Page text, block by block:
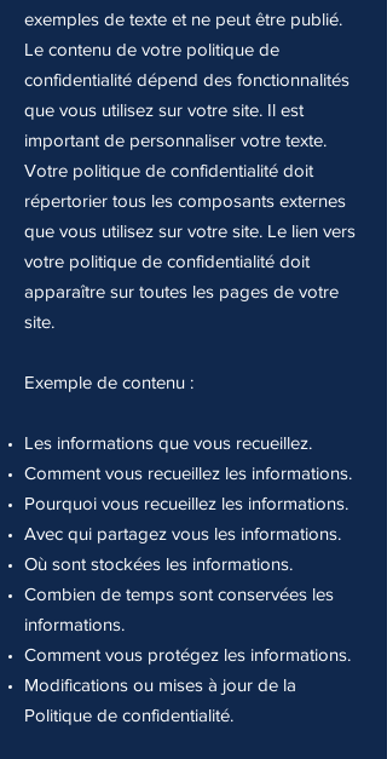
exemples de texte et ne peut être publié.
Le contenu de votre politique de
confidentialité dépend des fonctionnalités
que vous utilisez sur votre site. Il est
important de personnaliser votre texte.
Votre politique de confidentialité doit
répertorier tous les composants externes
que vous utilisez sur votre site. Le lien vers
votre politique de confidentialité doit
apparaître sur toutes les pages de votre
site.
Exemple de contenu :
Les informations que vous recueillez.
Comment vous recueillez les informations.
Pourquoi vous recueillez les informations.
Avec qui partagez vous les informations.
Où sont stockées les informations.
Combien de temps sont conservées les
informations.
Comment vous protégez les informations.
Modifications ou mises à jour de la
Politique de confidentialité.